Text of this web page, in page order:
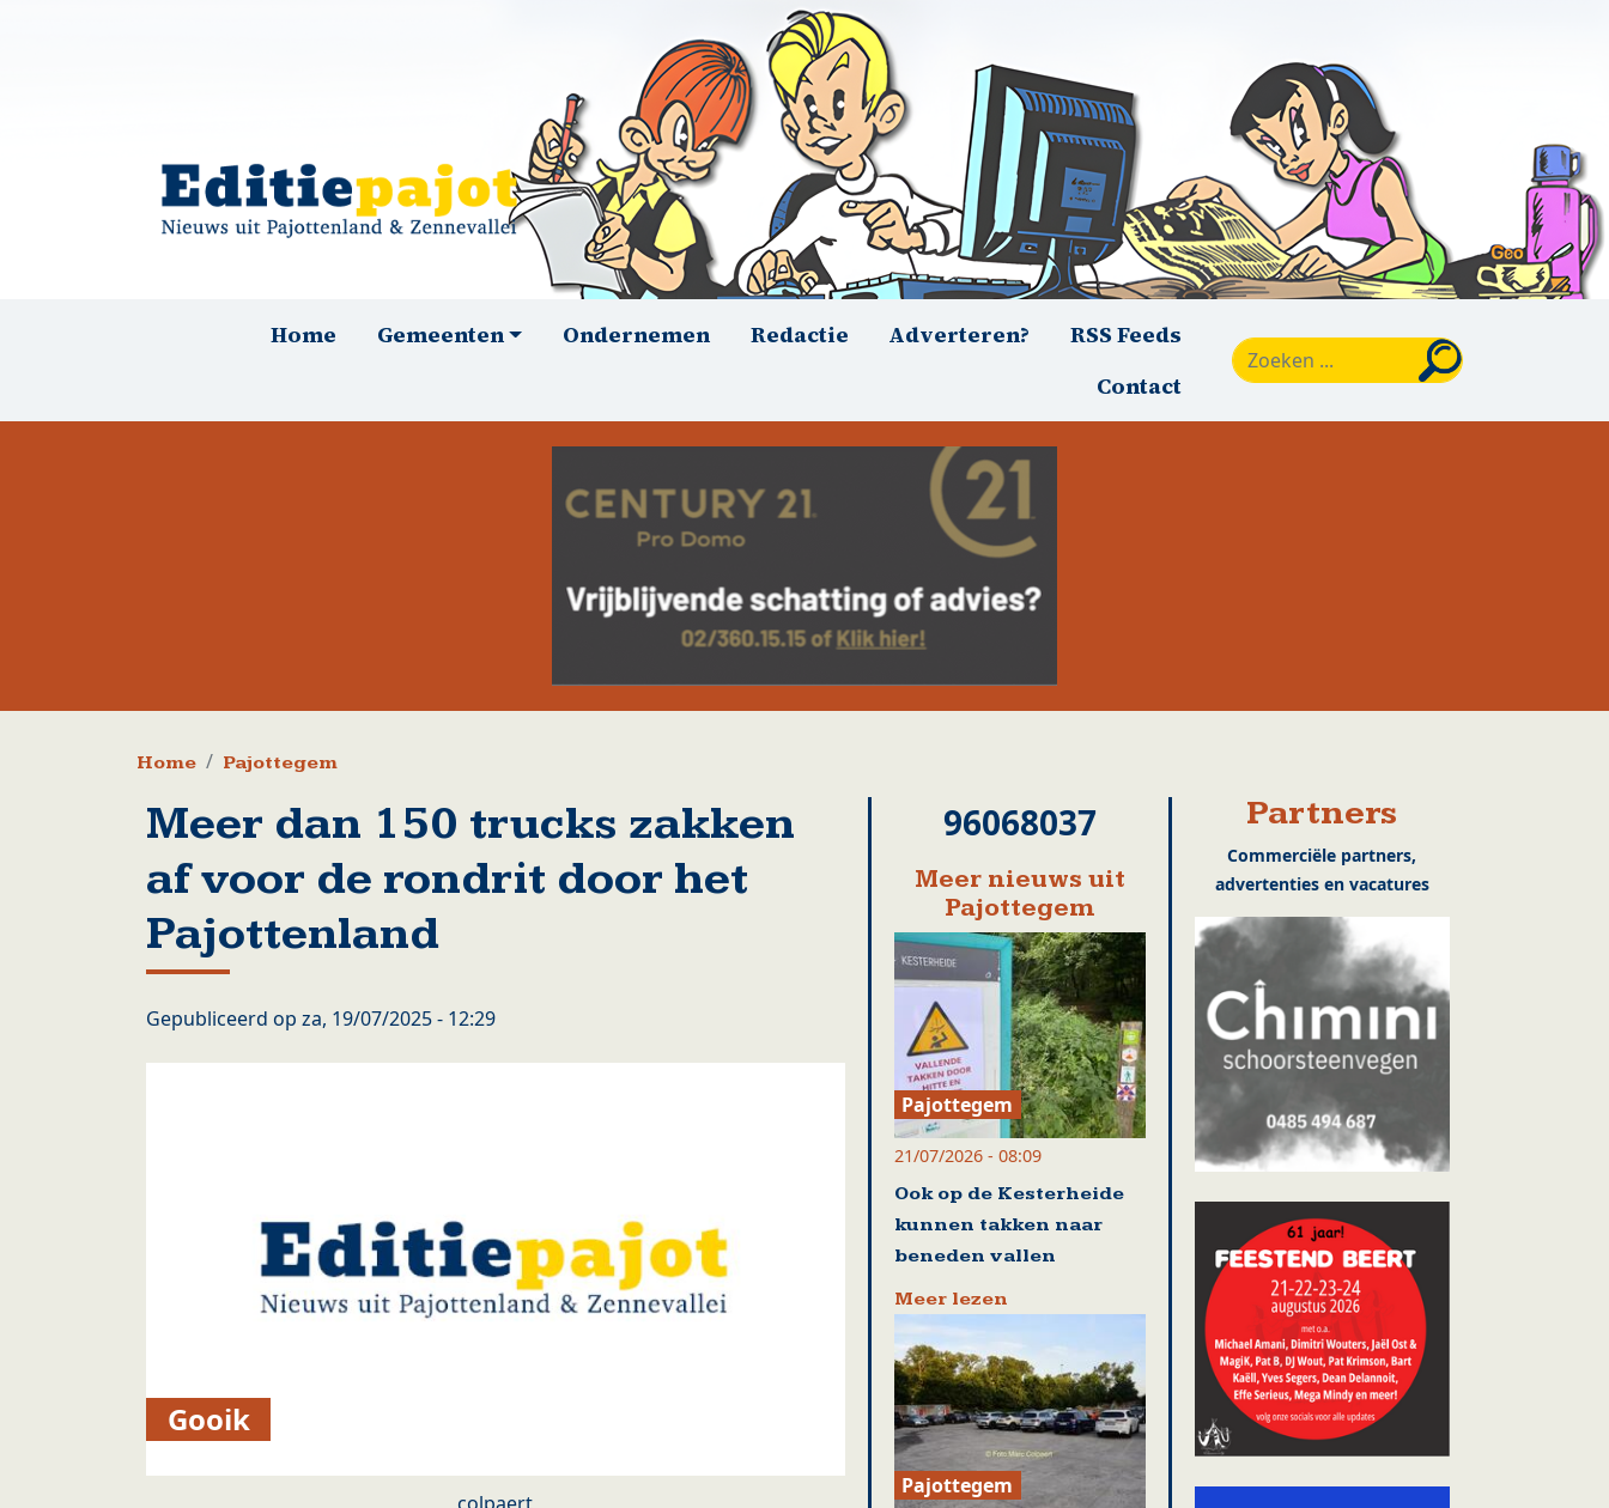
HoofdnavigatieHome Gemeenten Ondernemen Redactie Adverteren?
RSS Feeds
Contact
Kruimelpad
Home Pajottegem
Meer dan 150 trucks zakken
af voor de rondrit door het
Pajottenland
Gepubliceerd op za, 19/07/2025 - 12:29
Gooik
96068037
Meer nieuws uit
Pajottegem
Pajottegem
21/07/2026 - 08:09
Ook op de Kesterheide
kunnen takken naar
beneden vallen
Meer lezen
Pajottegem
Partners
Commerciële partners,
advertenties en vacatures